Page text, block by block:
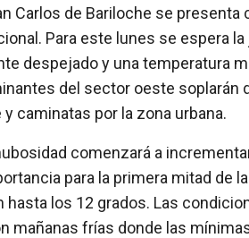
Para este lunes se espera
despejado y una temperatura
del sector oeste soplarán
caminatas por la zona urbana.
comenzará a
para la primera mitad de
los 12 grados. Las
mañanas frías donde las